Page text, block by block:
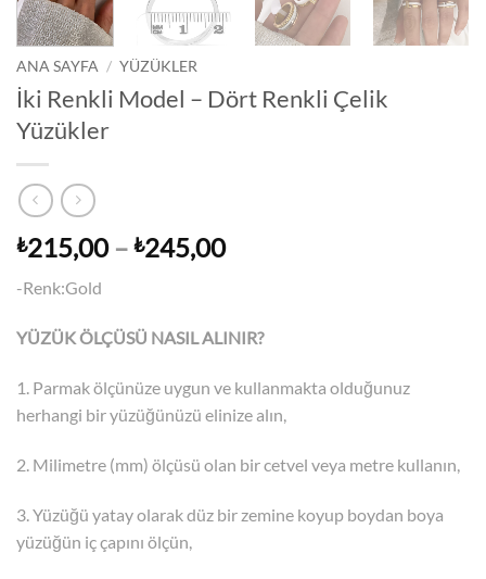
ANA SAYFA / YÜZÜKLER
İki Renkli Model – Dört Renkli Çelik
Yüzükler
₺215,00 – ₺245,00Fiyat
-
₺245,00
-Renk:Gold
YÜZÜK ÖLÇÜSÜ NASIL ALINIR?
1. Parmak ölçünüze uygun ve kullanmakta olduğunuz
herhangi bir yüzüğünüzü elinize alın,
2. Milimetre (mm) ölçüsü olan bir cetvel veya metre kullanın,
3. Yüzüğü yatay olarak düz bir zemine koyup boydan boya
yüzüğün iç çapını ölçün,